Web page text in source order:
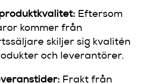
Eftersom
kommer från
skiljer sig kvalitén
och leverantörer.
Frakt från